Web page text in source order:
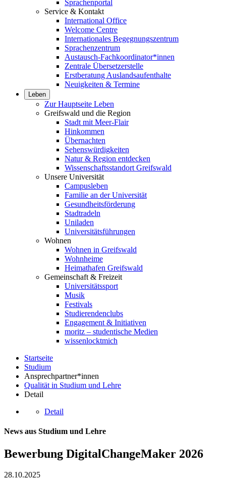
Sprachenportal
Service & Kontakt
International Office
Welcome Centre
Internationales Begegnungszentrum
Sprachenzentrum
Austausch-Fachkoordinator*innen
Zentrale Übersetzerstelle
Erstberatung Auslandsaufenthalte
Neuigkeiten & Termine
Leben
Zur Hauptseite Leben
Greifswald und die Region
Stadt mit Meer-Flair
Hinkommen
Übernachten
Sehenswürdigkeiten
Natur & Region entdecken
Wissenschaftsstandort Greifswald
Unsere Universität
Campusleben
Familie an der Universität
Gesundheitsförderung
Stadtradeln
Uniladen
Universitätsführungen
Wohnen
Wohnen in Greifswald
Wohnheime
Heimathafen Greifswald
Gemeinschaft & Freizeit
Universitätssport
Musik
Festivals
Studierendenclubs
Engagement & Initiativen
moritz – studentische Medien
wissenlocktmich
Startseite
Studium
Ansprechpartner*innen
Qualität in Studium und Lehre
Detail
Detail
News aus Studium und Lehre
Bewerbung DigitalChangeMaker 2026
28.10.2025